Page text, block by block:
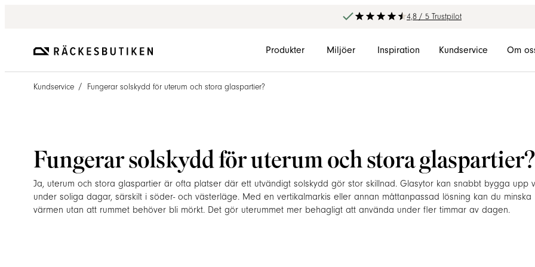
4,8 / 5 Trustpilot
Produkter Miljöer Inspiration Kundservice Om
Kundservice / Fungerar solskydd för uterum och stora glaspartier?
Fungerar solskydd för uterum och stora glaspartier?
Ja, uterum och stora glaspartier är ofta platser där ett utvändigt solskydd gör stor skillnad. Glasytor kan snabbt bygga upp
under soliga dagar, särskilt i söder- och västerläge. Med en vertikalmarkis eller annan måttanpassad lösning kan du minska
värmen utan att rummet behöver bli mörkt. Det gör uterummet mer behagligt att använda under fler timmar av dagen.